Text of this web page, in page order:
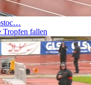
Tropfen fallen